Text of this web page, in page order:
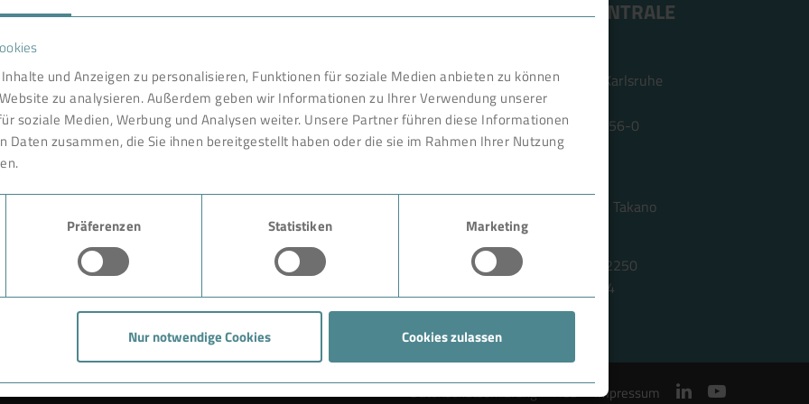
und Anzeigen zu personalisieren, Funktionen für soziale Medien anbieten zu können
zu analysieren. Außerdem geben wir Informationen zu Ihrer Verwendung unserer
soziale Medien, Werbung und Analysen weiter. Unsere Partner führen diese Informationen
Daten zusammen, die Sie ihnen bereitgestellt haben oder die sie im Rahmen Ihrer Nutzung
Präferenzen Statistiken Marketing
Nur notwendige Cookies Cookies zulassen
gefragter Partner
Arbeitssicherheit
und konstruiert in
vor Ort. Wie in einem
ausgereiften Komponenten
Kunden. Ein
Expertise der BOKELA
bei uns beginnen.
FAVORITEN
Produkte
Branche
Case Studies
Über BOKELA
Karriere
ANSCHRIFT ZENTRALE
Tullastr. 64 | 76131 Karlsruhe
Deutschland
Telefon +49 721 96456-0
info@bokela.com
Reiner Weidner, Toru Takano
HRB: 104614
USt-IdNr.: DE 143592250
ABN: 97 682 643 464
Datenschutzerklärung AGB Impressum